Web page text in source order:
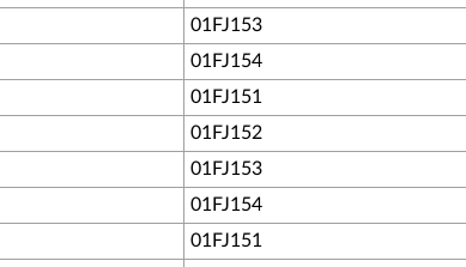
01FJ153
01FJ154
01FJ151
01FJ152
01FJ153
01FJ154
01FJ151